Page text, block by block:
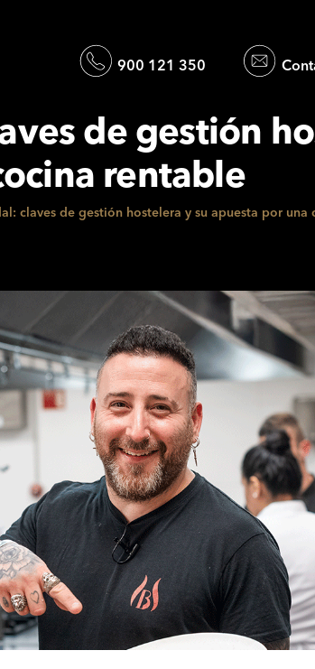
900 121 350
de gestión
rentable
claves de gestión hostelera y su apuesta por una